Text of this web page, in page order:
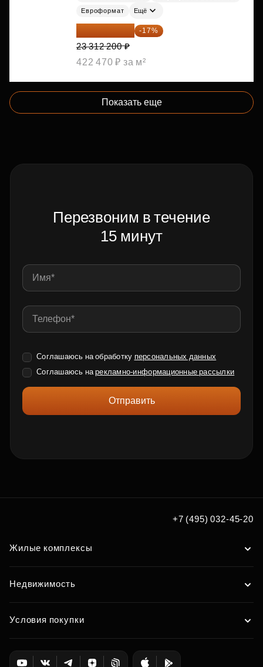
Евроформат Ещё
19 349 126 ₽ -17%
23 312 200 ₽
422 470 ₽ за м²
Показать еще
Перезвоним в течение
15 минут
Соглашаюсь на обработку персональных данных
Соглашаюсь нарекламно-информационные рассылки
Отправить
+7 (495) 032-45-20
Жилые комплексы
Недвижимость
Условия покупки